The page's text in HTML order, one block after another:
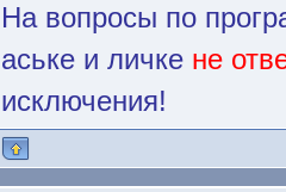
На вопросы по
аське и личке не
исключения!